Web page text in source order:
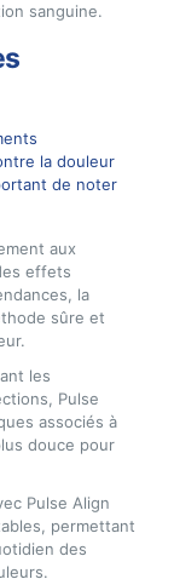
sanguine.
la douleur
de noter
aux
effets
la
sûre et
les
Pulse
associés à
douce pour
Pulse Align
permettant
des